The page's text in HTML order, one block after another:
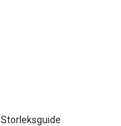
Storleksguide